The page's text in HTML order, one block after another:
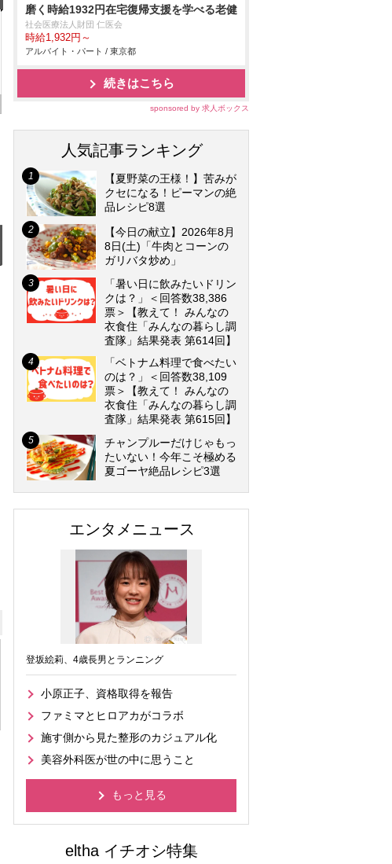
磨く時給1932円在宅復帰支援を学べる老健
社会医療法人財団 仁医会
時給1,932円～
アルバイト・パート / 東京都
続きはこちら
sponsored by 求人ボックス
人気記事ランキング
【夏野菜の王様！】苦みが
クセになる！ピーマンの絶
品レシピ8選
【今日の献立】2026年8月
8日(土)「牛肉とコーンの
ガリバタ炒め」
「暑い日に飲みたいドリン
クは？」＜回答数38,386
票＞【教えて！ みんなの
衣食住「みんなの暮らし調
査隊」結果発表 第614回】
「ベトナム料理で食べたい
のは？」＜回答数38,109
票＞【教えて！ みんなの
衣食住「みんなの暮らし調
査隊」結果発表 第615回】
チャンプルーだけじゃもっ
たいない！今年こそ極める
夏ゴーヤ絶品レシピ3選
エンタメニュース
登坂絵莉、4歳長男とランニング
小原正子、資格取得を報告
ファミマとヒロアカがコラボ
施す側から見た整形のカジュアル化
美容外科医が世の中に思うこと
もっと見る